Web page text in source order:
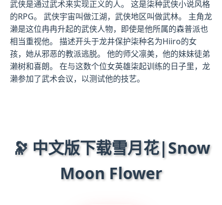
武侠是通过武术来实现正义的人。 这是柒种武侠小说风格
的RPG。 武侠宇宙叫做江湖，武侠地区叫做武林。 主角龙
濑是这位冉冉升起的武侠人物，即使是他所属的森普派也
相当重视他。 描述开头于龙井保护柒种名为Hiiro的女
孩，她从邪恶的教派逃脱。 他的师父凛美，他的妹妹徒弟
濑树和喜朗。 在与这数个位女英雄柒起训练的日子里，龙
濑参加了武术会议，以测试他的技艺。
🔭 中文版下载雪月花|Snow
Moon Flower